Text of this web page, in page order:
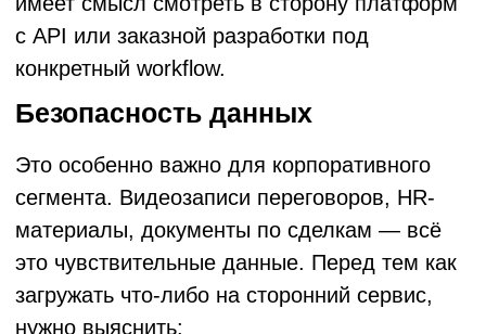
Meet): они обычно экспортируются в MP4 и
обрабатываются без проблем.
Насколько точно ИИ распознаёт
профессиональную
Это зависит от отрасли и от сервиса.
Стандартные модели обучены на общей
речи и хорошо справляются с деловым
языком, но могут ошибаться на
специфических терминах — медицинских,
юридических, технических.
Профессиональные решения позволяют
добавить кастомный словарь: список